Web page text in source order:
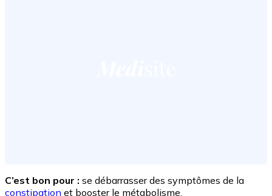
C’est bon pour : se débarrasser des symptômes de la
constipation et booster le métabolisme.